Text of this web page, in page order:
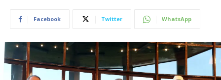
Facebook Twitter WhatsApp